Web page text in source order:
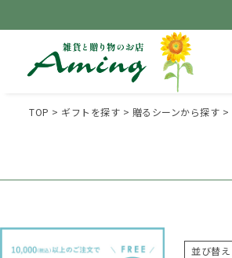
TOP ギフトを探す 贈るシーンから探す
並び替え